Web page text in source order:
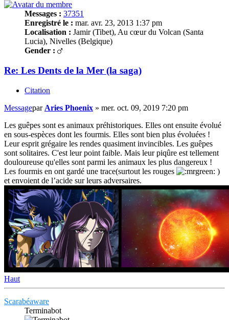
Messages : 37351
Enregistré le : mar. avr. 23, 2013 1:37 pm
Localisation : Jamir (Tibet), Au cœur du Volcan (Santa
Lucia), Nivelles (Belgique)
Gender :
Re: Les Dents de la Mer (la saga)
Citation
Messagepar Aries Phoenix » mer. oct. 09, 2019 7:20 pm
Les guêpes sont es animaux préhistoriques. Elles ont ensuite évolué
en sous-espèces dont les fourmis. Elles sont bien plus évoluées !
Leur esprit grégaire les rendes quasiment invincibles. Les guêpes
sont solitaires. C'est leur point faible. Mais leur piqûre est tellement
douloureuse qu'elles sont parmi les animaux les plus dangereux !
Les fourmis en ont gardé une trace(surtout les rouges
)
et envoient de l’acide sur leurs adversaires.
Haut
Scarabéaware
Terminabot